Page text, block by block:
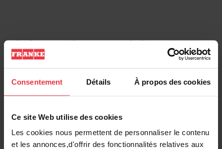
Consentement Détails À propos des cookies
Ce site Web utilise des cookies
Les cookies nous permettent de personnaliser le contenu
et les annonces,d'offrir des fonctionnalités relatives aux
Information produit